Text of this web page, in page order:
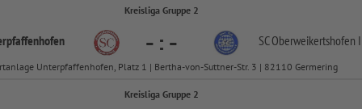
Kreisliga Gruppe 2
- : - SC Oberweikertshofen
Unterpfaffenhofen, Platz 1 | Bertha-von-Suttner-Str. 3 | 82110 Germering
Kreisliga Gruppe 2